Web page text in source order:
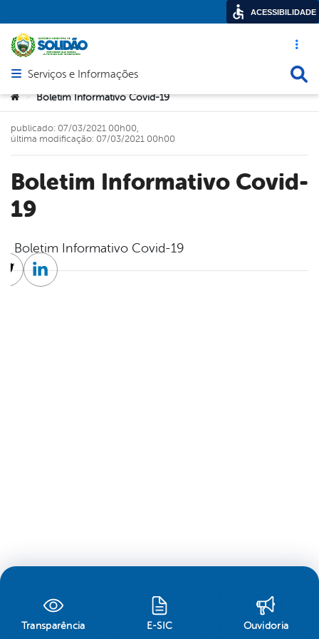
Acesso
Abrir menu principal de navegação
Serviços e Informações
Você está aqui:
> Boletim Informativo Covid-19
Boletim Informativo Covid-
19
publicado: 07/03/2021 00h00,
última modificação: 07/03/2021 00h00
Boletim Informativo Covid-19
TwitterLinkedin
Transparência E-SIC Ouvidoria
ACESSIBILIDADE